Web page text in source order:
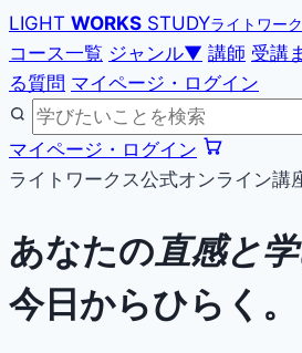
LIGHT WORKS STUDYライトワー
コース一覧 ジャンル▼ 講師 受講
る質問 マイページ・ログイン
マイページ・ログイン
ライトワークス公式オンライン講
あなたの直感と
今日からひらく。